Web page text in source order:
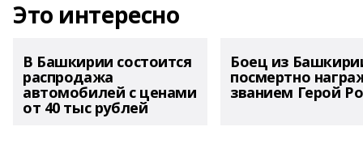
Это интересно
В Башкирии состоится
распродажа
автомобилей с ценами
от 40 тыс рублей
Боец из
посмертно
званием Герой